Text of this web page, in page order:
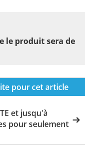
le produit sera de
pour cet article
et jusqu'à
pour seulement